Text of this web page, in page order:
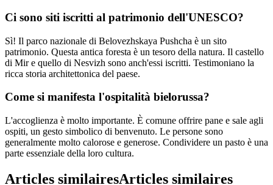
Ci sono siti iscritti al patrimonio dell'UNESCO?
Sì! Il parco nazionale di Belovezhskaya Pushcha è un sito
patrimonio. Questa antica foresta è un tesoro della natura. Il castello
di Mir e quello di Nesvizh sono anch'essi iscritti. Testimoniano la
ricca storia architettonica del paese.
Come si manifesta l'ospitalità bielorussa?
L'accoglienza è molto importante. È comune offrire pane e sale agli
ospiti, un gesto simbolico di benvenuto. Le persone sono
generalmente molto calorose e generose. Condividere un pasto è una
parte essenziale della loro cultura.
Articles similairesArticles similaires